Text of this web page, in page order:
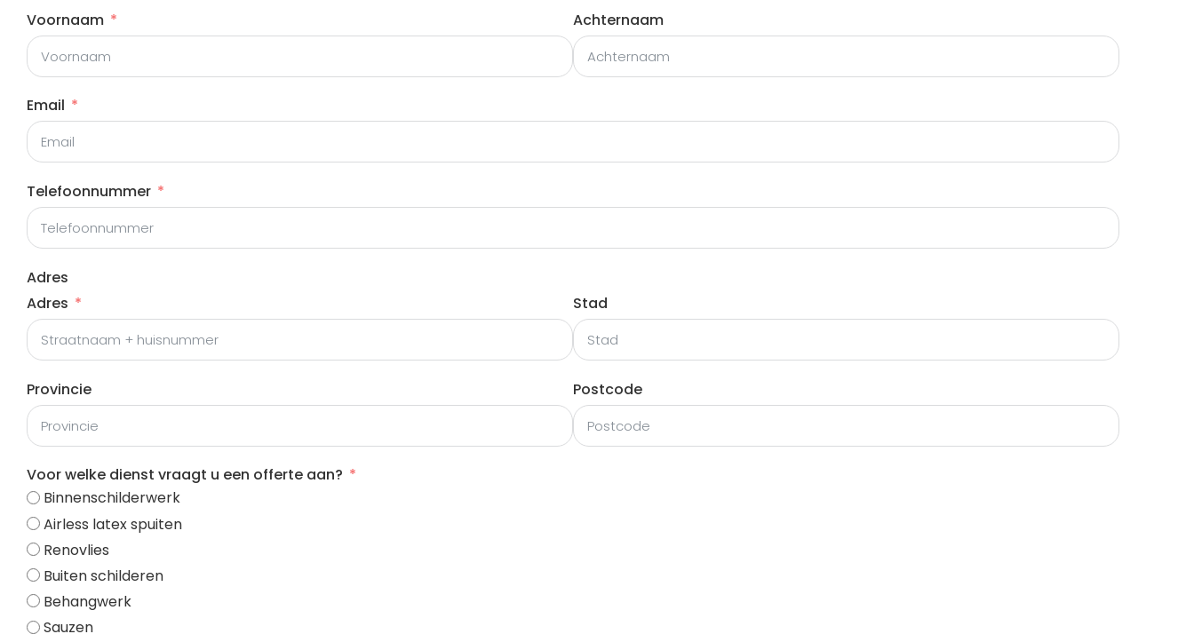
Voornaam Achternaam
Email
Telefoonnummer
Adres
Adres
Stad
Provincie Postcode
Voor welke dienst vraagt u een offerte aan?
Binnenschilderwerk
Airless latex spuiten
Renovlies
Buiten schilderen
Behangwerk
Sauzen